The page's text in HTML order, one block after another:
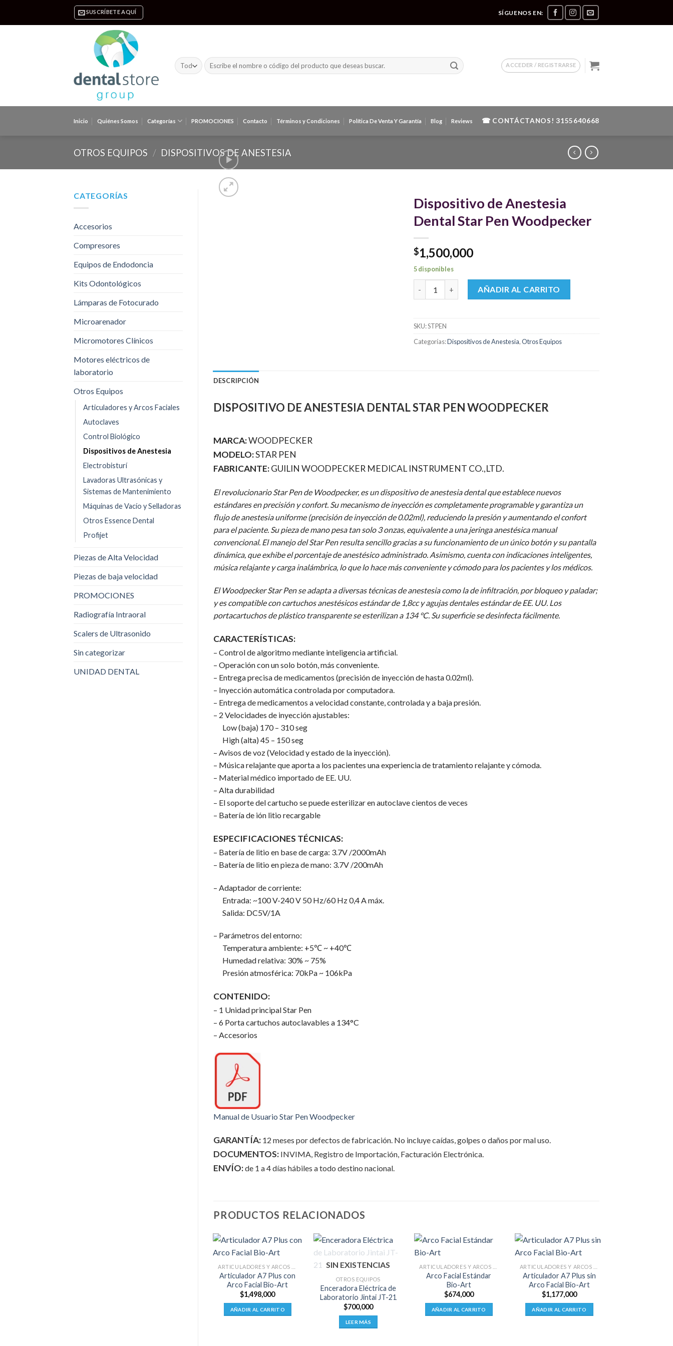
SUSCRÍBETE AQUÍ SÍGUENOS EN:
Buscar
por:
ACCEDER / REGISTRARSE
Inicio Quiénes Somos Categorías PROMOCIONES Contacto Términos y Condiciones Política De Venta Y Garantía Blog Reviews ☎ CONTÁCTANOS! 3155640668
OTROS EQUIPOS / DISPOSITIVOS DE ANESTESIA
CATEGORÍAS
Accesorios
Compresores
Equipos de Endodoncia
Kits Odontológicos
Lámparas de Fotocurado
Microarenador
Micromotores Clínicos
Motores eléctricos de
laboratorio
Otros Equipos
Articuladores y Arcos Faciales
Autoclaves
Control Biológico
Dispositivos de Anestesia
Electrobisturí
Lavadoras Ultrasónicas y
Sistemas de Mantenimiento
Máquinas de Vacío y Selladoras
Otros Essence Dental
Profijet
Piezas de Alta Velocidad
Piezas de baja velocidad
PROMOCIONES
Radiografía Intraoral
Scalers de Ultrasonido
Sin categorizar
UNIDAD DENTAL
Dispositivo de Anestesia
Dental Star Pen Woodpecker
$1,500,000
5 disponibles
Dispositivo de Anestesia Dental Star Pen Woodpecker cantidad
AÑADIR AL CARRITO
SKU:STPEN
Categorías:Dispositivos de Anestesia,Otros Equipos
DESCRIPCIÓN
DISPOSITIVO DE ANESTESIA DENTAL STAR PEN WOODPECKER
MARCA:WOODPECKER
MODELO:STAR PEN
FABRICANTE:GUILIN WOODPECKER MEDICAL INSTRUMENT CO.,LTD.
El revolucionario Star Pen de Woodpecker, es un dispositivo de anestesia dental que establece nuevos
estándares en precisión y confort. Su mecanismo de inyección es completamente programable y garantiza un
flujo de anestesia uniforme (precisión de inyección de 0.02ml), reduciendo la presión y aumentando el confort
para el paciente. Su pieza de mano pesa tan solo 3 onzas, equivalente a una jeringa anestésica manual
convencional. El manejo del Star Pen resulta sencillo gracias a su funcionamiento de un único botón y su pantalla
dinámica, que exhibe el porcentaje de anestésico administrado. Asimismo, cuenta con indicaciones inteligentes,
música relajante y carga inalámbrica, lo que lo hace más conveniente y cómodo para los pacientes y los médicos.
El Woodpecker Star Pen se adapta a diversas técnicas de anestesia como la de infiltración, por bloqueo y paladar;
y es compatible con cartuchos anestésicos estándar de 1,8cc y agujas dentales estándar de EE. UU. Los
portacartuchos de plástico transparente se esterilizan a 134 °C. Su superficie se desinfecta fácilmente.
CARACTERÍSTICAS:
– Control de algoritmo mediante inteligencia artificial.
– Operación con un solo botón, más conveniente.
– Entrega precisa de medicamentos (precisión de inyección de hasta 0.02ml).
– Inyección automática controlada por computadora.
– Entrega de medicamentos a velocidad constante, controlada y a baja presión.
– 2 Velocidades de inyección ajustables:
Low (baja) 170 – 310 seg
High (alta) 45 – 150 seg
– Avisos de voz (Velocidad y estado de la inyección).
– Música relajante que aporta a los pacientes una experiencia de tratamiento relajante y cómoda.
– Material médico importado de EE. UU.
– Alta durabilidad
– El soporte del cartucho se puede esterilizar en autoclave cientos de veces
– Batería de ión litio recargable
ESPECIFICACIONES TÉCNICAS:
– Batería de litio en base de carga: 3.7V /2000mAh
– Batería de litio en pieza de mano: 3.7V /200mAh
– Adaptador de corriente:
Entrada: ~100 V-240 V 50 Hz/60 Hz 0,4 A máx.
Salida: DC5V/1A
– Parámetros del entorno:
Temperatura ambiente: +5℃ ~ +40℃
Humedad relativa: 30% ~ 75%
Presión atmosférica: 70kPa ~ 106kPa
CONTENIDO:
– 1 Unidad principal Star Pen
– 6 Porta cartuchos autoclavables a 134°C
– Accesorios
Manual de Usuario Star Pen Woodpecker
GARANTÍA: 12 meses por defectos de fabricación. No incluye caídas, golpes o daños por mal uso.
DOCUMENTOS: INVIMA, Registro de Importación, Facturación Electrónica.
ENVÍO:de 1 a 4 días hábiles a todo destino nacional.
PRODUCTOS RELACIONADOS
Articulador A7 Plus con
Arco Facial Bio-Art
$1,498,000
AÑADIR AL CARRITO
SIN EXISTENCIAS
OTROS EQUIPOS
Enceradora Eléctrica de
Laboratorio Jintai JT-21
$700,000
LEER MÁS
Arco Facial Estándar
Bio-Art
$674,000
AÑADIR AL CARRITO
Articulador A7 Plus sin
Arco Facial Bio-Art
$1,177,000
AÑADIR AL CARRITO